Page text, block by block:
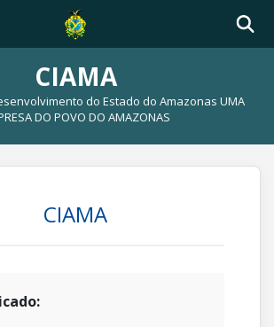
CIAMA
do Estado do Amazonas UMA
DO POVO DO AMAZONAS
CIAMA